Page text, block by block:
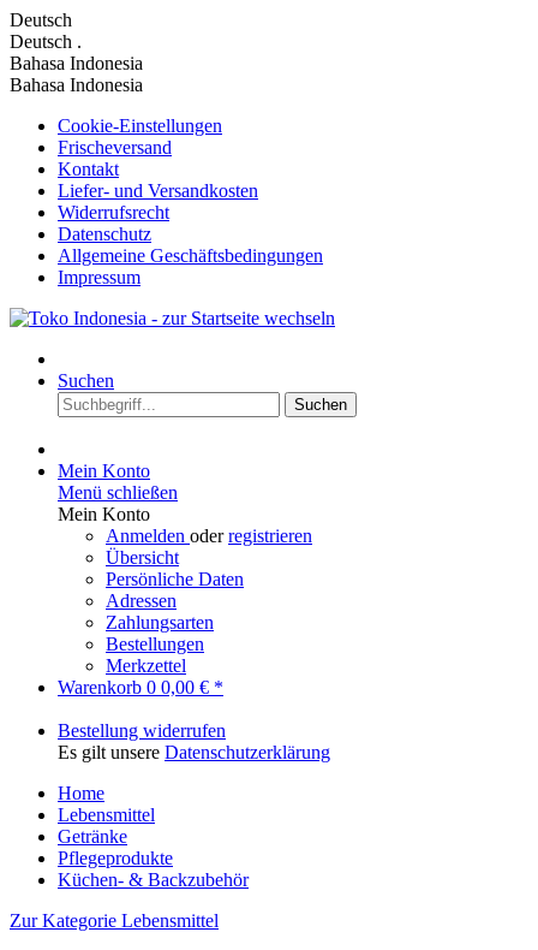
Deutsch
Deutsch .
Bahasa Indonesia
Bahasa Indonesia
Cookie-Einstellungen
Frischeversand
Kontakt
Liefer- und Versandkosten
Widerrufsrecht
Datenschutz
Allgemeine Geschäftsbedingungen
Impressum
Suchen
Suchen
Mein Konto
Menü schließen
Mein Konto
Anmelden oderregistrieren
Übersicht
Persönliche Daten
Adressen
Zahlungsarten
Bestellungen
Merkzettel
Warenkorb 0 0,00 € *
Bestellung widerrufen
Es gilt unsere Datenschutzerklärung
Home
Lebensmittel
Getränke
Pflegeprodukte
Küchen- & Backzubehör
Zur Kategorie Lebensmittel